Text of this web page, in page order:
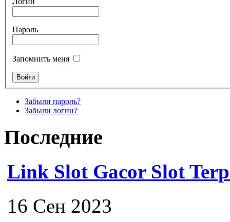
Пароль
Запомнить меня
Забыли пароль?
Забыли логин?
Последние
Link Slot Gacor Slot
16 Сен 2023